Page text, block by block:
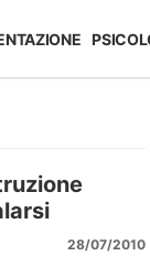
28/07/2010